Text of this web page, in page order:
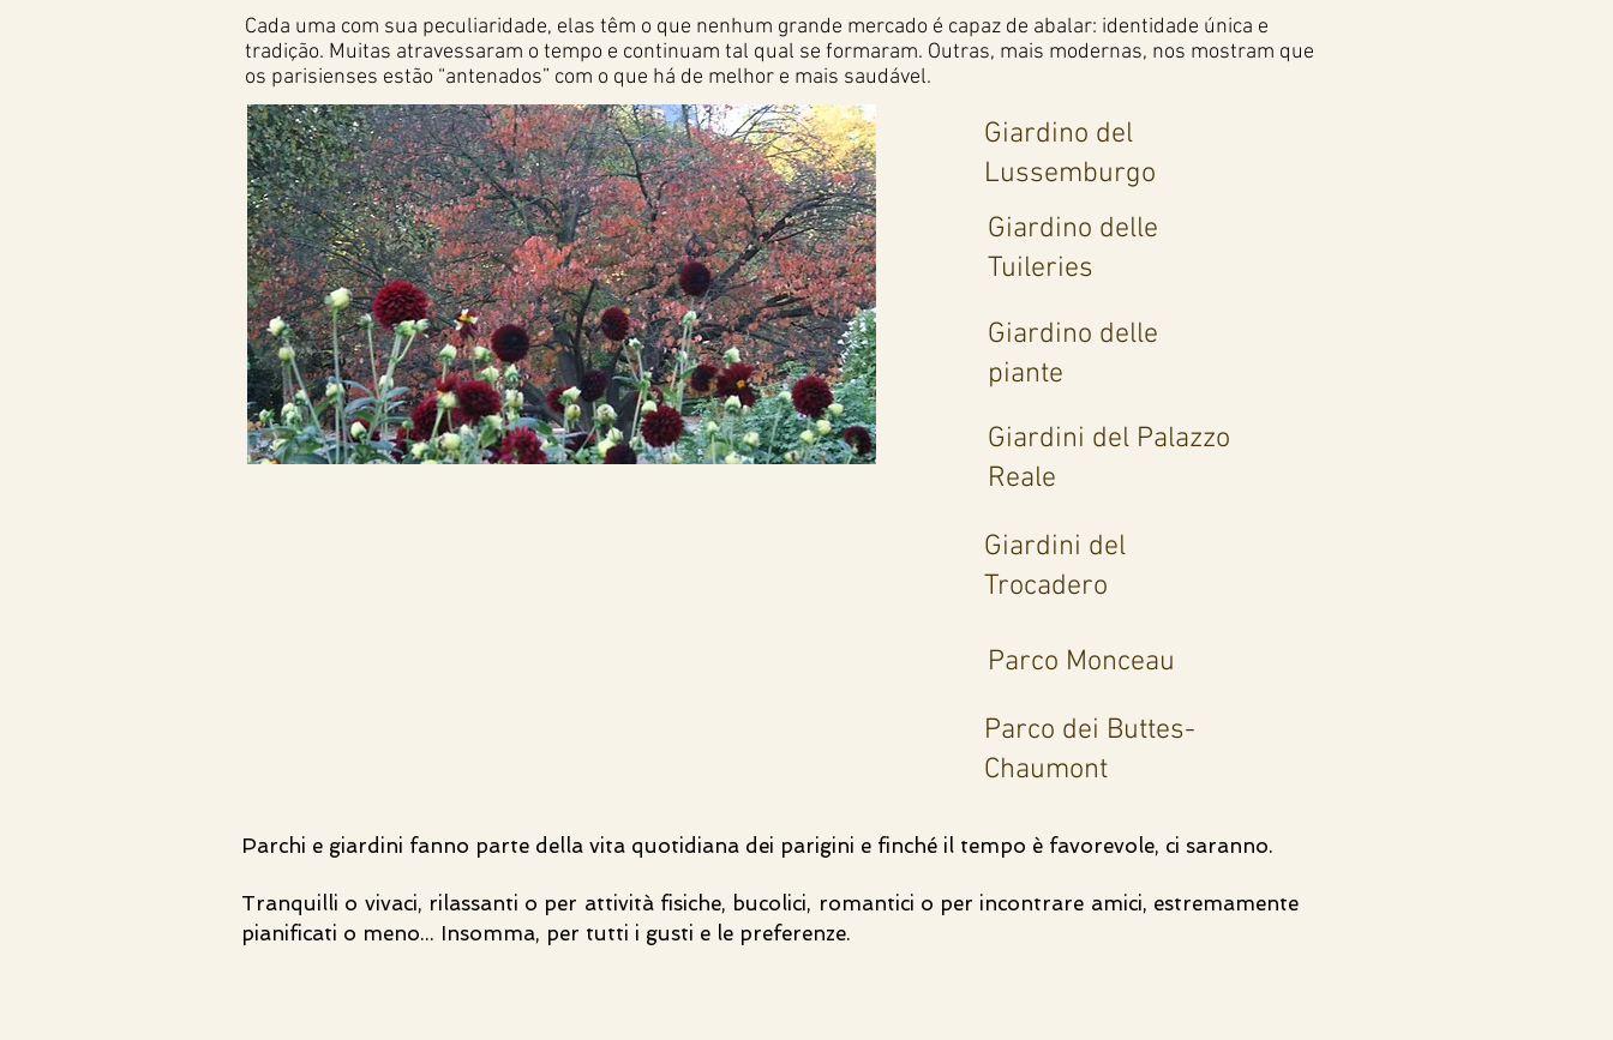
Cada uma com sua peculiaridade, elas têm o que nenhum grande mercado é capaz de abalar: identidade única e
tradição. Muitas atravessaram o tempo e continuam tal qual se formaram. Outras, mais modernas, nos mostram que
os parisienses estão “antenados” com o que há de melhor e mais saudável.
Giardino del
Lussemburgo
Giardino delle
Tuileries
Giardino delle
piante
Giardini del Palazzo
Reale
Giardini del
Trocadero
Parco Monceau
Parco dei Buttes-
Chaumont
Parchi e giardini fanno parte della vita quotidiana dei parigini e finché il tempo è favorevole, ci saranno.
Tranquilli o vivaci, rilassanti o per attività fisiche, bucolici, romantici o per incontrare amici, estremamente
pianificati o meno... Insomma, per tutti i gusti e le preferenze.